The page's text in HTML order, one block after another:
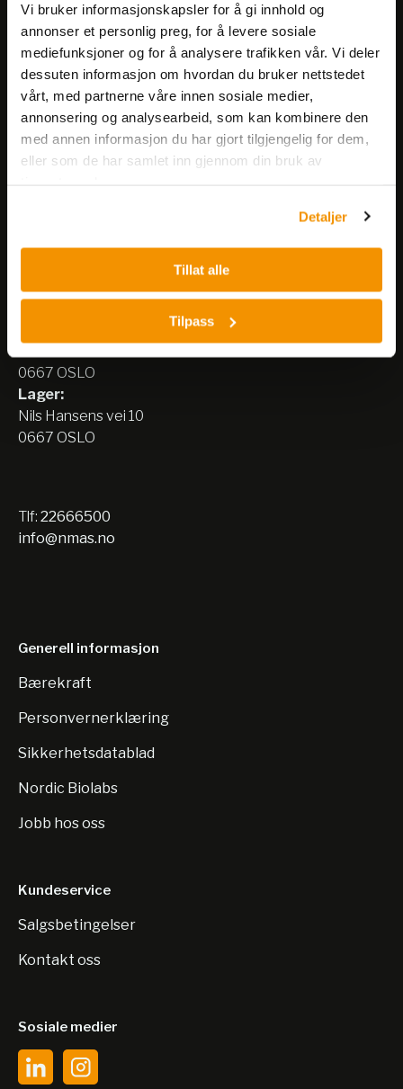
Vi bruker informasjonskapsler for å gi innhold og
annonser et personlig preg, for å levere sosiale
mediefunksjoner og for å analysere trafikken vår. Vi deler
dessuten informasjon om hvordan du bruker nettstedet
vårt, med partnerne våre innen sosiale medier,
annonsering og analysearbeid, som kan kombinere den
med annen informasjon du har gjort tilgjengelig for dem,
eller som de har samlet inn gjennom din bruk av
Detaljer
Tillat alle
Tilpass
Meld deg på vårt nyhetsbrev!
Få informasjon om produkter,
arrangementer og kampanjer.
Meld på nyhetsbrev
Nerliens Meszansky AS
0667 OSLO
Lager:
Nils Hansens vei 10
0667 OSLO
Tlf: 22666500
info@nmas.no
Generell informasjon
Bærekraft
Personvernerklæring
Sikkerhetsdatablad
Nordic Biolabs
Jobb hos oss
Kundeservice
Salgsbetingelser
Kontakt oss
Sosiale medier